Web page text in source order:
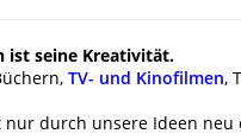
ist seine Kreativität.
TV- und Kinofilmen,
durch unsere Ideen